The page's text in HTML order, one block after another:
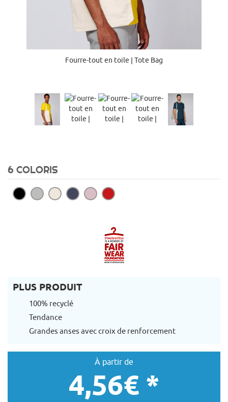
Fourre-tout en toile | Tote Bag
6 COLORIS
PLUS PRODUIT
100% recyclé
Tendance
Grandes anses avec croix de renforcement
À partir de
4,56€ *